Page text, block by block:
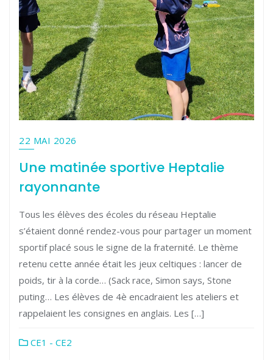
22 MAI 2026
Une matinée sportive Heptalie
rayonnante
Tous les élèves des écoles du réseau Heptalie
s’étaient donné rendez-vous pour partager un moment
sportif placé sous le signe de la fraternité. Le thème
retenu cette année était les jeux celtiques : lancer de
poids, tir à la corde… (Sack race, Simon says, Stone
puting… Les élèves de 4è encadraient les ateliers et
rappelaient les consignes en anglais. Les […]
CE1 - CE2